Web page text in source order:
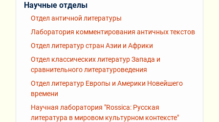
Научные отделы
Отдел античной литературы
Лаборатория комментирования античных текстов
Отдел литератур стран Азии и Африки
Отдел классических литератур Запада и
сравнительного литературоведения
Отдел литератур Европы и Америки Новейшего
времени
Научная лаборатория "Rossiсa: Русская
литература в мировом культурном контексте"